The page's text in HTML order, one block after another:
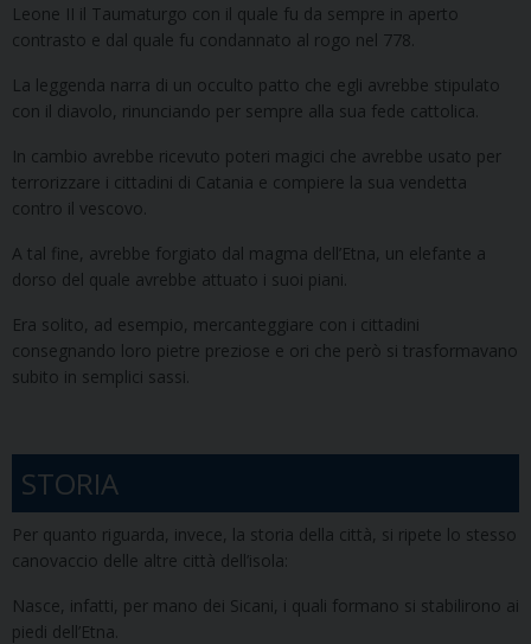
Leone II il Taumaturgo con il quale fu da sempre in aperto
contrasto e dal quale fu condannato al rogo nel 778.
La leggenda narra di un occulto patto che egli avrebbe stipulato
con il diavolo, rinunciando per sempre alla sua fede cattolica.
In cambio avrebbe ricevuto poteri magici che avrebbe usato per
terrorizzare i cittadini di Catania e compiere la sua vendetta
contro il vescovo.
A tal fine, avrebbe forgiato dal magma dell’Etna, un elefante a
dorso del quale avrebbe attuato i suoi piani.
Era solito, ad esempio, mercanteggiare con i cittadini
consegnando loro pietre preziose e ori che però si trasformavano
subito in semplici sassi.
STORIA
Per quanto riguarda, invece, la storia della città, si ripete lo stesso
canovaccio delle altre città dell’isola:
Nasce, infatti, per mano dei Sicani, i quali formano si stabilirono ai
piedi dell’Etna.